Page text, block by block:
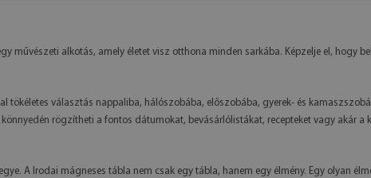
művészeti alkotás, amely életet visz otthona minden sarkába. Képzelje el, hogy
tökéletes választás nappaliba, hálószobába, előszobába, gyerek- és
rögzítheti a fontos dátumokat, bevásárlólistákat, recepteket vagy akár
A Irodai mágneses tábla nem csak egy tábla, hanem egy élmény. Egy olyan